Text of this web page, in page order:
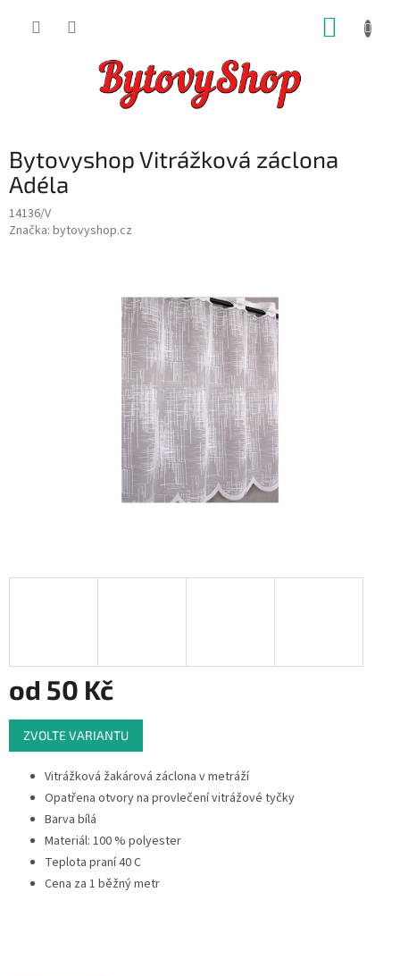
Bytovyshop Vitrážková záclona
Adéla
14136/V
Značka: bytovyshop.cz
od 50 Kč
Měrná
cena:
ZVOLTE VARIANTU
Vitrážková žakárová záclona v metráží
Opatřena otvory na provlečení vitrážové tyčky
Barva bílá
Materiál: 100 % polyester
Teplota praní 40 C
Cena za 1 běžný metr